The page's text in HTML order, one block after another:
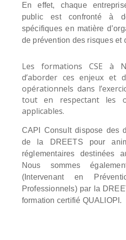
En effet, chaque
public est confronté à
spécifiques en matière
de prévention des risques et
Les formations CSE à
d’aborder ces enjeux et
opérationnels dans
tout en respectant les
applicables.
CAPI Consult dispose des
de la DREETS pour
réglementaires destinées
Nous sommes
(Intervenant en
Professionnels) par la
formation certifié QUALIOPI.